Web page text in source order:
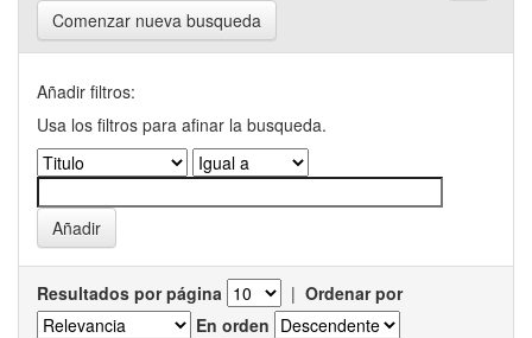
Comenzar nueva busqueda
Añadir filtros:
Usa los filtros para afinar la busqueda.
Resultados por página | Ordenar por
En orden